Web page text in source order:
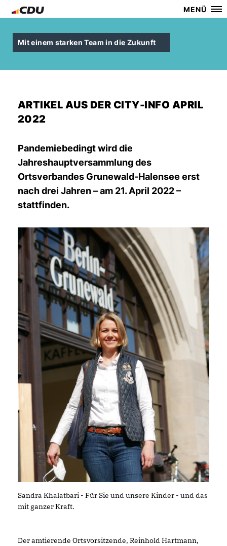
MENÜ
Mit einem starken Team in die Zukunft
ARTIKEL AUS DER CITY-INFO APRIL
2022
Pandemiebedingt wird die
Jahreshauptversammlung des
Ortsverbandes Grunewald-Halensee erst
nach drei Jahren – am 21. April 2022 –
stattfinden.
Sandra Khalatbari - Für Sie und unsere Kinder - und das
mit ganzer Kraft.
Der amtierende Ortsvorsitzende, Reinhold Hartmann,